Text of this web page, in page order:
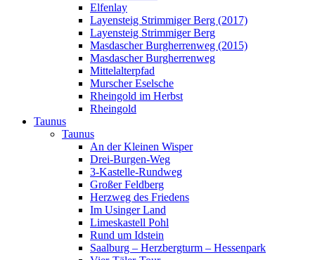
Elfenlay
Layensteig Strimmiger Berg (2017)
Layensteig Strimmiger Berg
Masdascher Burgherrenweg (2015)
Masdascher Burgherrenweg
Mittelalterpfad
Murscher Eselsche
Rheingold im Herbst
Rheingold
Taunus
Taunus
An der Kleinen Wisper
Drei-Burgen-Weg
3-Kastelle-Rundweg
Großer Feldberg
Herzweg des Friedens
Im Usinger Land
Limeskastell Pohl
Rund um Idstein
Saalburg – Herzbergturm – Hessenpark